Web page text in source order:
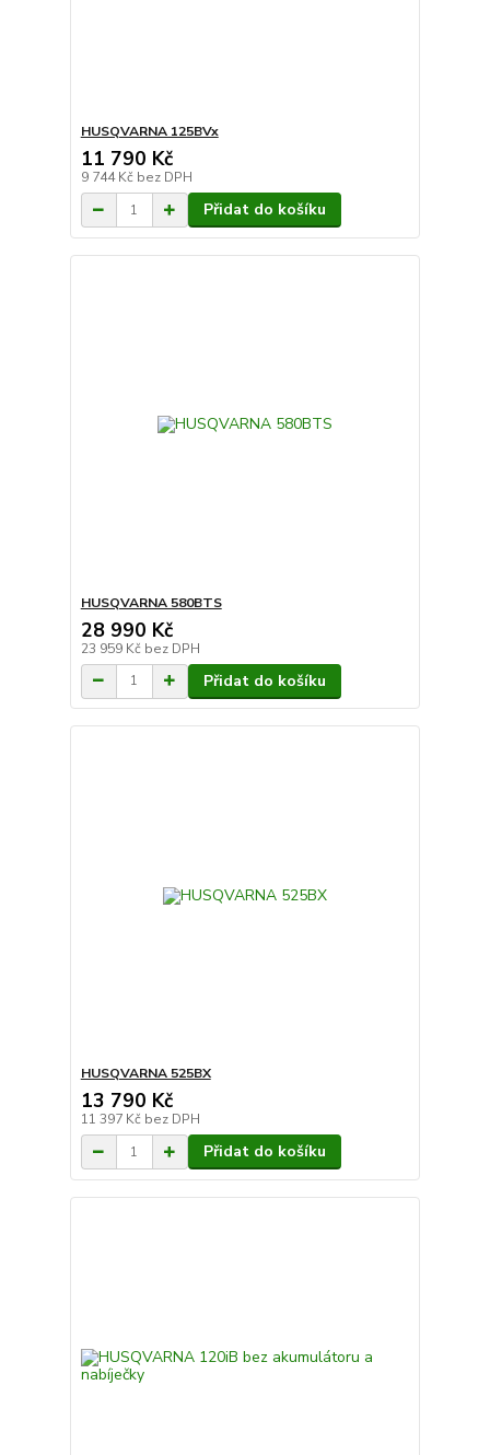
HUSQVARNA 125BVx
11 790 Kč
9 744 Kč bez DPH
Přidat do košíku
HUSQVARNA 580BTS
28 990 Kč
23 959 Kč bez DPH
Přidat do košíku
HUSQVARNA 525BX
13 790 Kč
11 397 Kč bez DPH
Přidat do košíku